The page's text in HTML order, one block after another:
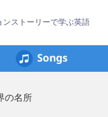
ンストーリーで学ぶ英語
の名所